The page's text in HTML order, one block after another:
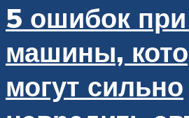
5 ошибок
машины,
могут сильно